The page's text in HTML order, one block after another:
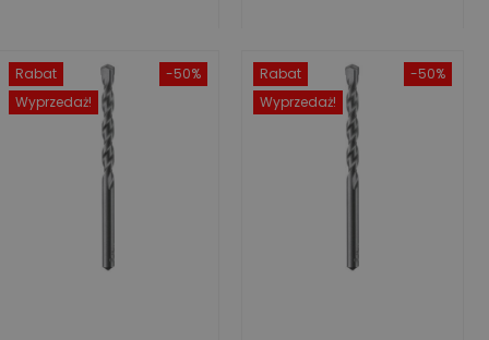
-50%
Rabat
Wyprzedaż!
-50%
Rabat
Wyprzedaż!